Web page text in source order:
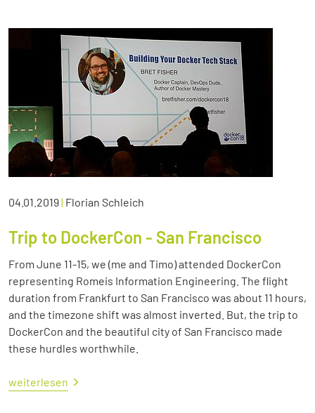
04.01.2019| Florian Schleich
Trip to DockerCon - San Francisco
From June 11-15, we (me and Timo) attended DockerCon
representing Romeis Information Engineering. The flight
duration from Frankfurt to San Francisco was about 11 hours,
and the timezone shift was almost inverted. But, the trip to
DockerCon and the beautiful city of San Francisco made
these hurdles worthwhile.
weiterlesen